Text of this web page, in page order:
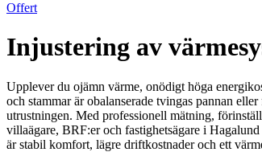
Offert
Injustering av
Upplever du ojämn värme, onödigt höga
och stammar är obalanserade tvingas pannan
utrustningen. Med professionell mätning,
villaägare, BRF:er och fastighetsägare i
är stabil komfort, lägre driftkostnader och ett